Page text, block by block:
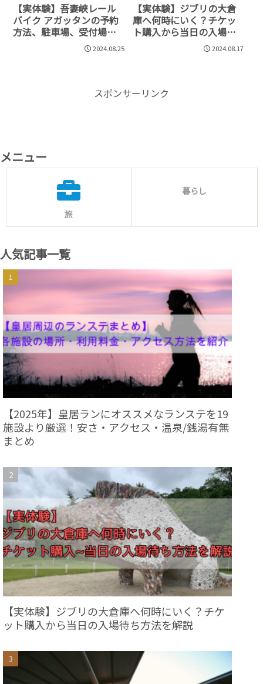
【実体験】吾妻峡レール
バイク アガッタンの予約
方法、駐車場、受付場所
2024.08.25
【実体験】ジブリの大倉
庫へ何時にいく？チケッ
ト購入から当日の入場待
2024.08.17
スポンサーリンク
メニュー
旅
暮らし
人気記事一覧
【2025年】皇居ランにオススメなランステを19
施設より厳選！安さ・アクセス・温泉/銭湯有無
まとめ
【実体験】ジブリの大倉庫へ何時にいく？チケ
ット購入から当日の入場待ち方法を解説